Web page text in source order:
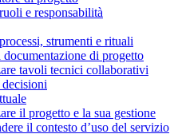
e responsabilità
strumenti e rituali
di progetto
tavoli tecnici collaborativi
il progetto e la sua gestione
il contesto d’uso del servizio